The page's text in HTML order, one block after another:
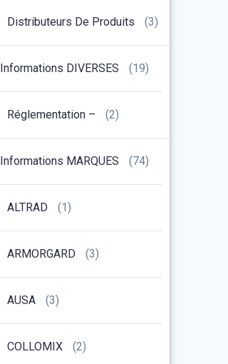
Distributeurs De Produits (3)
Informations DIVERSES (19)
Réglementation – (2)
Informations MARQUES (74)
ALTRAD (1)
ARMORGARD (3)
AUSA (3)
COLLOMIX (2)